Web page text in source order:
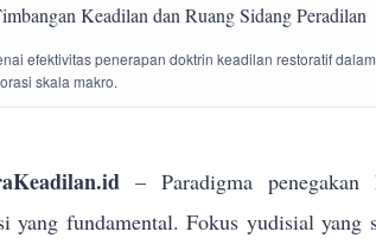
efektivitas penerapan doktrin keadilan restoratif
skala makro.
– Paradigma penegakan
yang fundamental. Fokus yudisial